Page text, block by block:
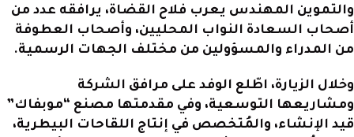
والتموين المهندس يعرب فلاح القضاة، يرافقه عدد من
أصحاب السعادة النواب المحليين، وأصحاب العطوفة
من المدراء والمسؤولين من مختلف الجهات الرسمية.
وخلال الزيارة، اطّلع الوفد على مرافق الشركة
ومشاريعها التوسعية، وفي مقدمتها مصنع “موبفاك”
قيد الإنشاء، والمُتخصص في إنتاج اللقاحات البيطرية،